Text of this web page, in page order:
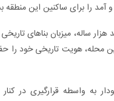
را برای ساکنین این منطقه
هزار ساله، میزبان بناهای
محله، هویت تاریخی خود را
به واسطه قرارگیری در